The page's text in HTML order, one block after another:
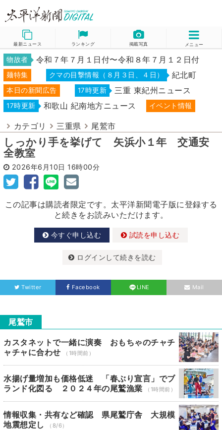
最新ニュース ランキング 掲載写真 メニュー
物故者 令和７年７月１日付〜令和８年７月１２日付
麺特集 クマの目撃情報（８月３日、４日） 紀北町
本日の新聞広告 17時更新 三重 東紀州ニュース
17時更新 和歌山 紀南地方ニュース イベント情報
カテゴリ 三重県 尾鷲市
しっかり手を挙げて 矢浜小１年 交通安
全教室
2026年6月10日 16時00分
この記事は購読者限定です。太平洋新聞電子版に登録する
と続きをお読みいただけます。
今すぐ申し込む 試読を申し込む
ログインして続きを読む
Twitter Facebook LINE Mail
尾鷲市
カスタネットで一緒に演奏 おもちゃのチャチ
ャチャに合わせ
（1時間前）
水揚げ量増加も価格低迷 「春ぶり宣言」でブ
ランド化図る ２０２４年の尾鷲漁業
（1時間前）
情報収集・共有など確認 県尾鷲庁舎 大規模
地震想定し
（8/6）